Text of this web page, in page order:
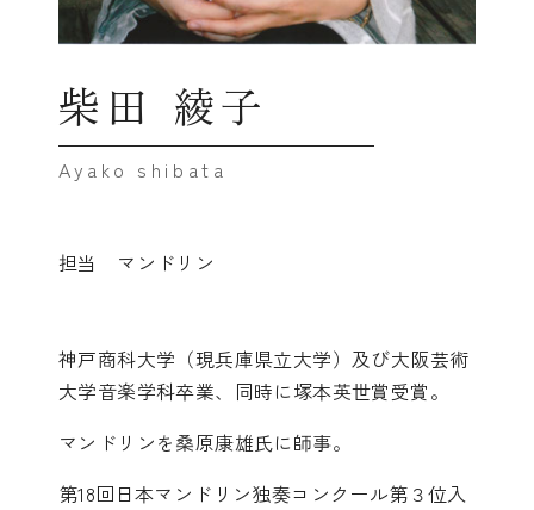
柴田 綾子
担当 マンドリン
神戸商科大学（現兵庫県立大学）及び大阪芸術
大学音楽学科卒業、同時に塚本英世賞受賞。
マンドリンを桑原康雄氏に師事。
第18回日本マンドリン独奏コンクール第３位入